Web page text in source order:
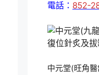
電話： 852-
中元堂(旺角